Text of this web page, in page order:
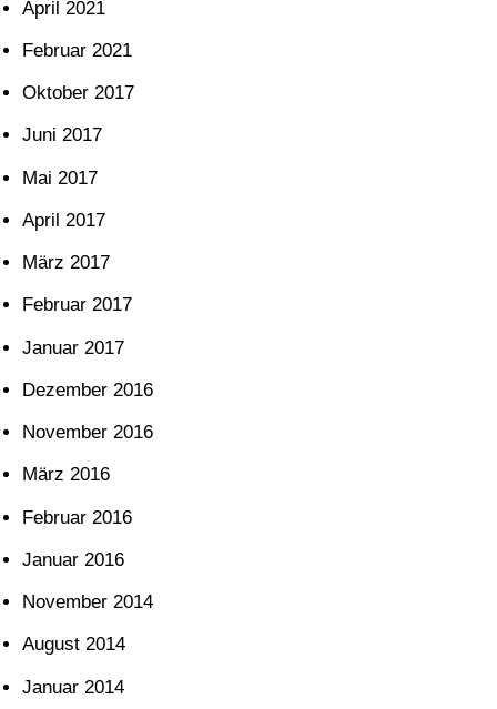
April 2021
Februar 2021
Oktober 2017
Juni 2017
Mai 2017
April 2017
März 2017
Februar 2017
Januar 2017
Dezember 2016
November 2016
März 2016
Februar 2016
Januar 2016
November 2014
August 2014
Januar 2014